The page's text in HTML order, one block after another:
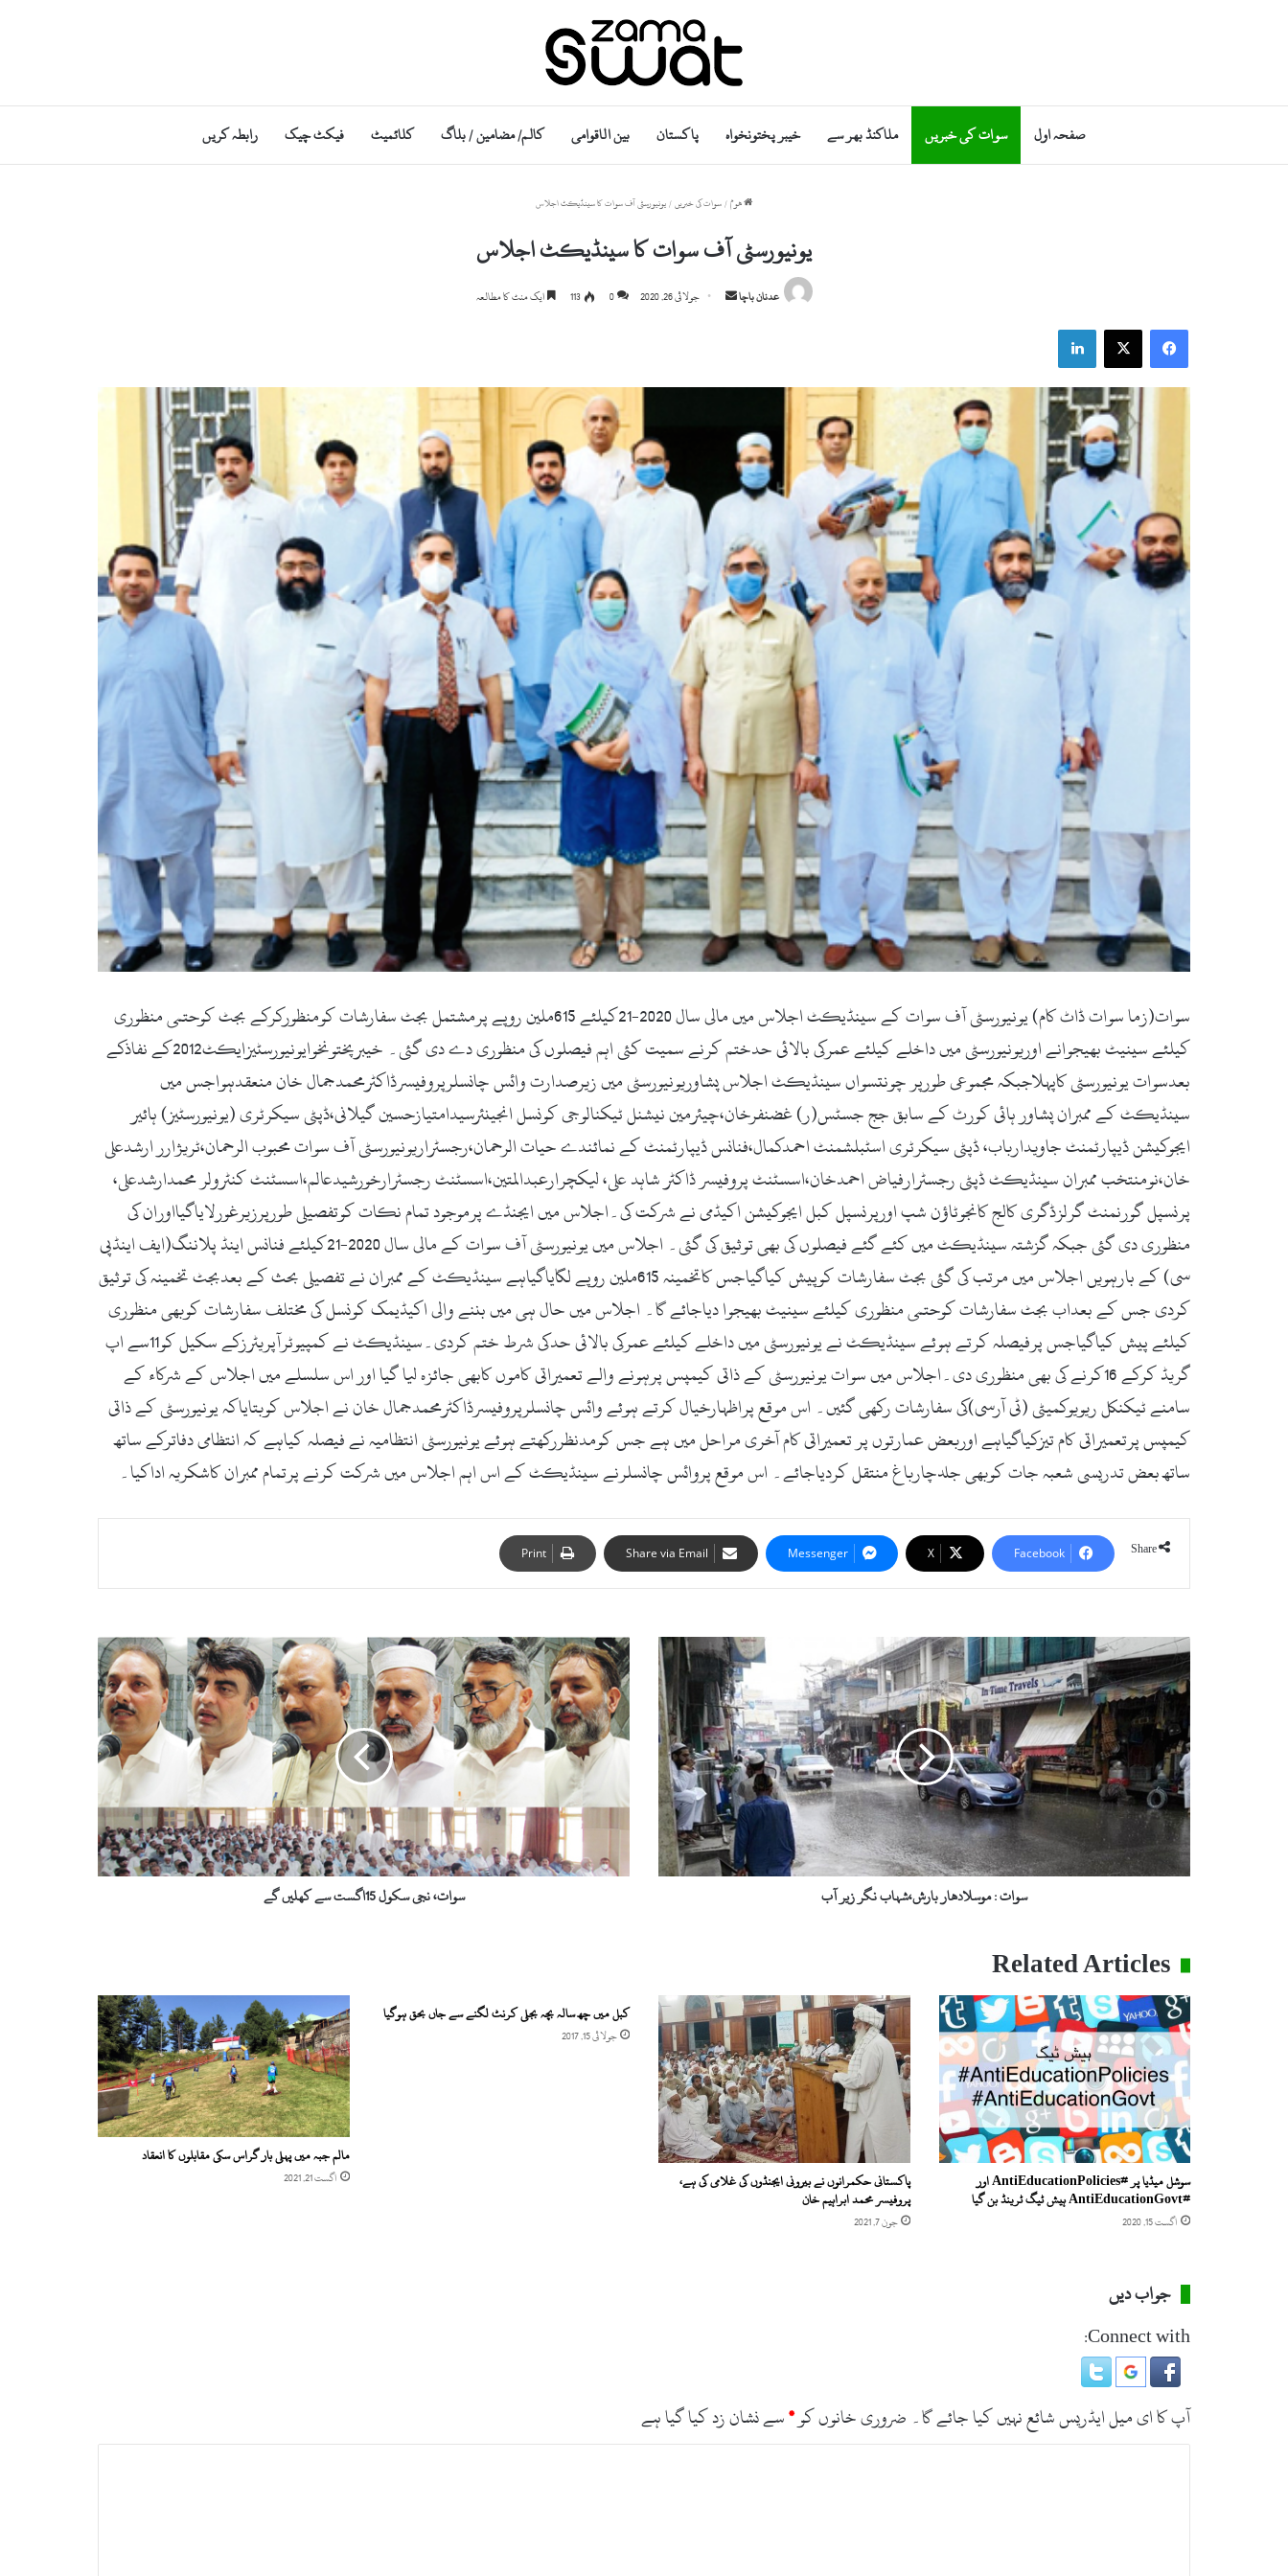
صفحہ اول سوات کی خبریں ملاکنڈ بھر سے خیبر پختونخواہ پاکستان بین الاقوامی کالم/ مضامین / بلاگ کلائمیٹ فیکٹ چیک رابطہ کریں
ھوم/سوات کی خبریں/یونیورسٹی آف سوات کا سینڈیکٹ اجلاس
یونیورسٹی آف سوات کا سینڈیکٹ اجلاس
عدنان باچا
Send جولائی 26, 2020 0
113 ایک منٹ کا مطالعہ
Facebook
X
LinkedIn
سوات(زما سوات ڈاٹ کام) یونیورسٹی آف سوات کے سینڈیکٹ اجلاس میں مالی سال 2020-21کیلئے 615ملین روپے پرمشتمل بجٹ سفارشات کومنظورکرکے بجٹ کوحتمی منظوری
کیلئے سینیٹ بھیجوانے اوریونیورسٹی میں داخلے کیلئے عمرکی بالائی حدختم کرنے سمیت کئی اہم فیصلوں کی منظوری دے دی گئی۔ خیبرپختونخوایونیورسٹیزایکٹ2012کے نفاذکے
بعدسوات یونیورسٹی کاپہلاجبکہ مجموعی طورپر چونتسواں سینڈیکٹ اجلاس پشاوریونیورسٹی میں زیرصدارت وائس چانسلرپروفیسرڈاکٹرمحمدجمال خان منعقدہواجس میں
سینڈیکٹ کے ممبران پشاور ہائی کورٹ کے سابق جج جسٹس(ر) غضنفرخان،چیئرمین نیشنل ٹیکنالوجی کونسل انجینئرسیدامتیازحسین گیلانی،ڈپٹی سیکرٹری (یونیورسٹیز) ہائیر
ایجوکیشن ڈیپارٹمنٹ جاویدارباب، ڈپٹی سیکرٹری اسٹبلشمنٹ احمدکمال،فنانس ڈیپارٹمنٹ کے نمائندے حیات الرحمان،رجسٹراریونیورسٹی آف سوات محبوب الرحمان،ٹریژارر ارشدعلی
خان،نومنتخب ممبران سینڈیکٹ ڈپٹی رجسٹرارفیاض احمدخان،اسسٹنٹ پروفیسر ڈاکٹر شاہد علی، لیکچرارعبدالمتین،اسسٹنٹ رجسٹرارخورشیدعالم،اسسٹنٹ کنٹرولر محمدارشدعلی،
پرنسپل گورنمنٹ گرلزڈگری کالج کانجوٹاؤن شپ اورپرنسپل کبل ایجوکیشن اکیڈمی نے شرکت کی۔اجلاس میں ایجنڈے پرموجود تمام نکات کوتفصیلی طورپرزیرغورلایاگیااوران کی
منظوری دی گئی جبکہ گزشتہ سینڈیکٹ میں کئے گئے فیصلوں کی بھی توثیق کی گئی۔ اجلاس میں یونیورسٹی آف سوات کے مالی سال 2020-21کیلئے فنانس اینڈ پلاننگ(ایف اینڈپی
سی) کے بارہویں اجلاس میں مرتب کی گئی بجٹ سفارشات کوپیش کیاگیاجس کاتخمینہ 615ملین روپے لگایاگیاہے سینڈیکٹ کے ممبران نے تفصیلی بحث کے بعدبجٹ تخمینہ کی توثیق
کردی جس کے بعداب بجٹ سفارشات کوحتمی منظوری کیلئے سینیٹ بھیجوا دیاجائے گا۔ اجلاس میں حال ہی میں بننے والی اکیڈیمک کونسل کی مختلف سفارشات کوبھی منظوری
کیلئے پیش کیاگیاجس پرفیصلہ کرتے ہوئے سینڈیکٹ نے یونیورسٹی میں داخلے کیلئے عمرکی بالائی حدکی شرط ختم کردی۔سینڈیکٹ نے کمپیوٹرآپریٹرزکے سکیل کو11سے اپ
گریڈ کرکے 16کرنے کی بھی منظوری دی۔اجلاس میں سوات یونیورسٹی کے ذاتی کیمپس پرہونے والے تعمیراتی کاموں کابھی جائزہ لیا گیا اور اس سلسلے میں اجلاس کے شرکاء کے
سامنے ٹیکنکل ریویوکمیٹی (ٹی آرسی)کی سفارشات رکھی گئیں۔ اس موقع پراظہارخیال کرتے ہوئے وائس چانسلرپروفیسرڈاکٹرمحمدجمال خان نے اجلاس کوبتایاکہ یونیورسٹی کے ذاتی
کیمپس پرتعمیراتی کام تیزکیاگیاہے اوربعض عمارتوں پر تعمیراتی کام آخری مراحل میں ہے جس کومدنظررکھتے ہوئے یونیورسٹی انتظامیہ نے فیصلہ کیاہے کہ انتظامی دفاترکے ساتھ
ساتھ بعض تدریسی شعبہ جات کوبھی جلدچارباغ منتقل کردیاجائے۔ اس موقع پروائس چانسلرنے سینڈیکٹ کے اس اہم اجلاس میں شرکت کرنے پرتمام ممبران کاشکریہ اداکیا۔
Share
Facebook
X
Messenger
Share via Email
Print
سوات
:
موسلادھار
بارش،شہاب
نگر
زیر
آب
سوات : موسلادھار بارش،شہاب نگر زیر آب
سوات،
نجی
سکول
15اگست
سے
کھلیں
سوات، نجی سکول 15اگست سے کھلیں گے
Related Articles
سوشل میڈیا پر #AntiEducationPolicies اور
#AntiEducationGovt ہیش ٹیگ ٹرینڈ بن گیا
اگست 15, 2020
پاکستانی حکمرانوں نے بیرونی ایجنڈوں کی غلامی کی ہے،
پروفیسر محمد ابراہیم خان
جون 7, 2021
کبل میں چھ سالہ بچہ بجلی کرنٹ لگنے سے جاں بحق ہوگیا
جولائی 15, 2017
مالم جبہ میں پہلی بار گراس سکی مقابلوں کا انعقاد
اگست 21, 2021
جواب دیں
Connect with:
آپ کا ای میل ایڈریس شائع نہیں کیا جائے گا۔ ضروری خانوں کو*سے نشان زد کیا گیا ہے